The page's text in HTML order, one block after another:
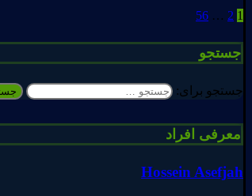
1
2
…
56
جستجو
جستجو برای:
معرفی افراد
Hossein Asefjah